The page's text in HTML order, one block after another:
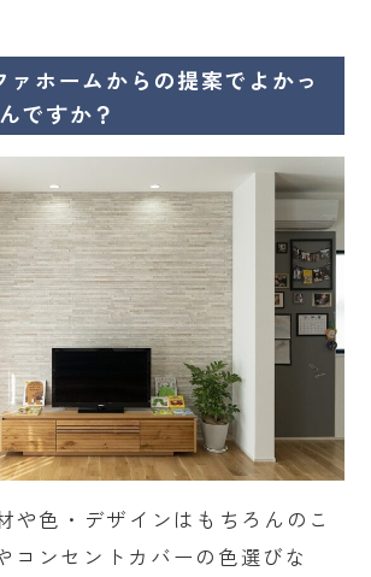
ホームからの提案でよかっ
ですか？
や色・デザインはもちろんのこ
コンセントカバーの色選びな